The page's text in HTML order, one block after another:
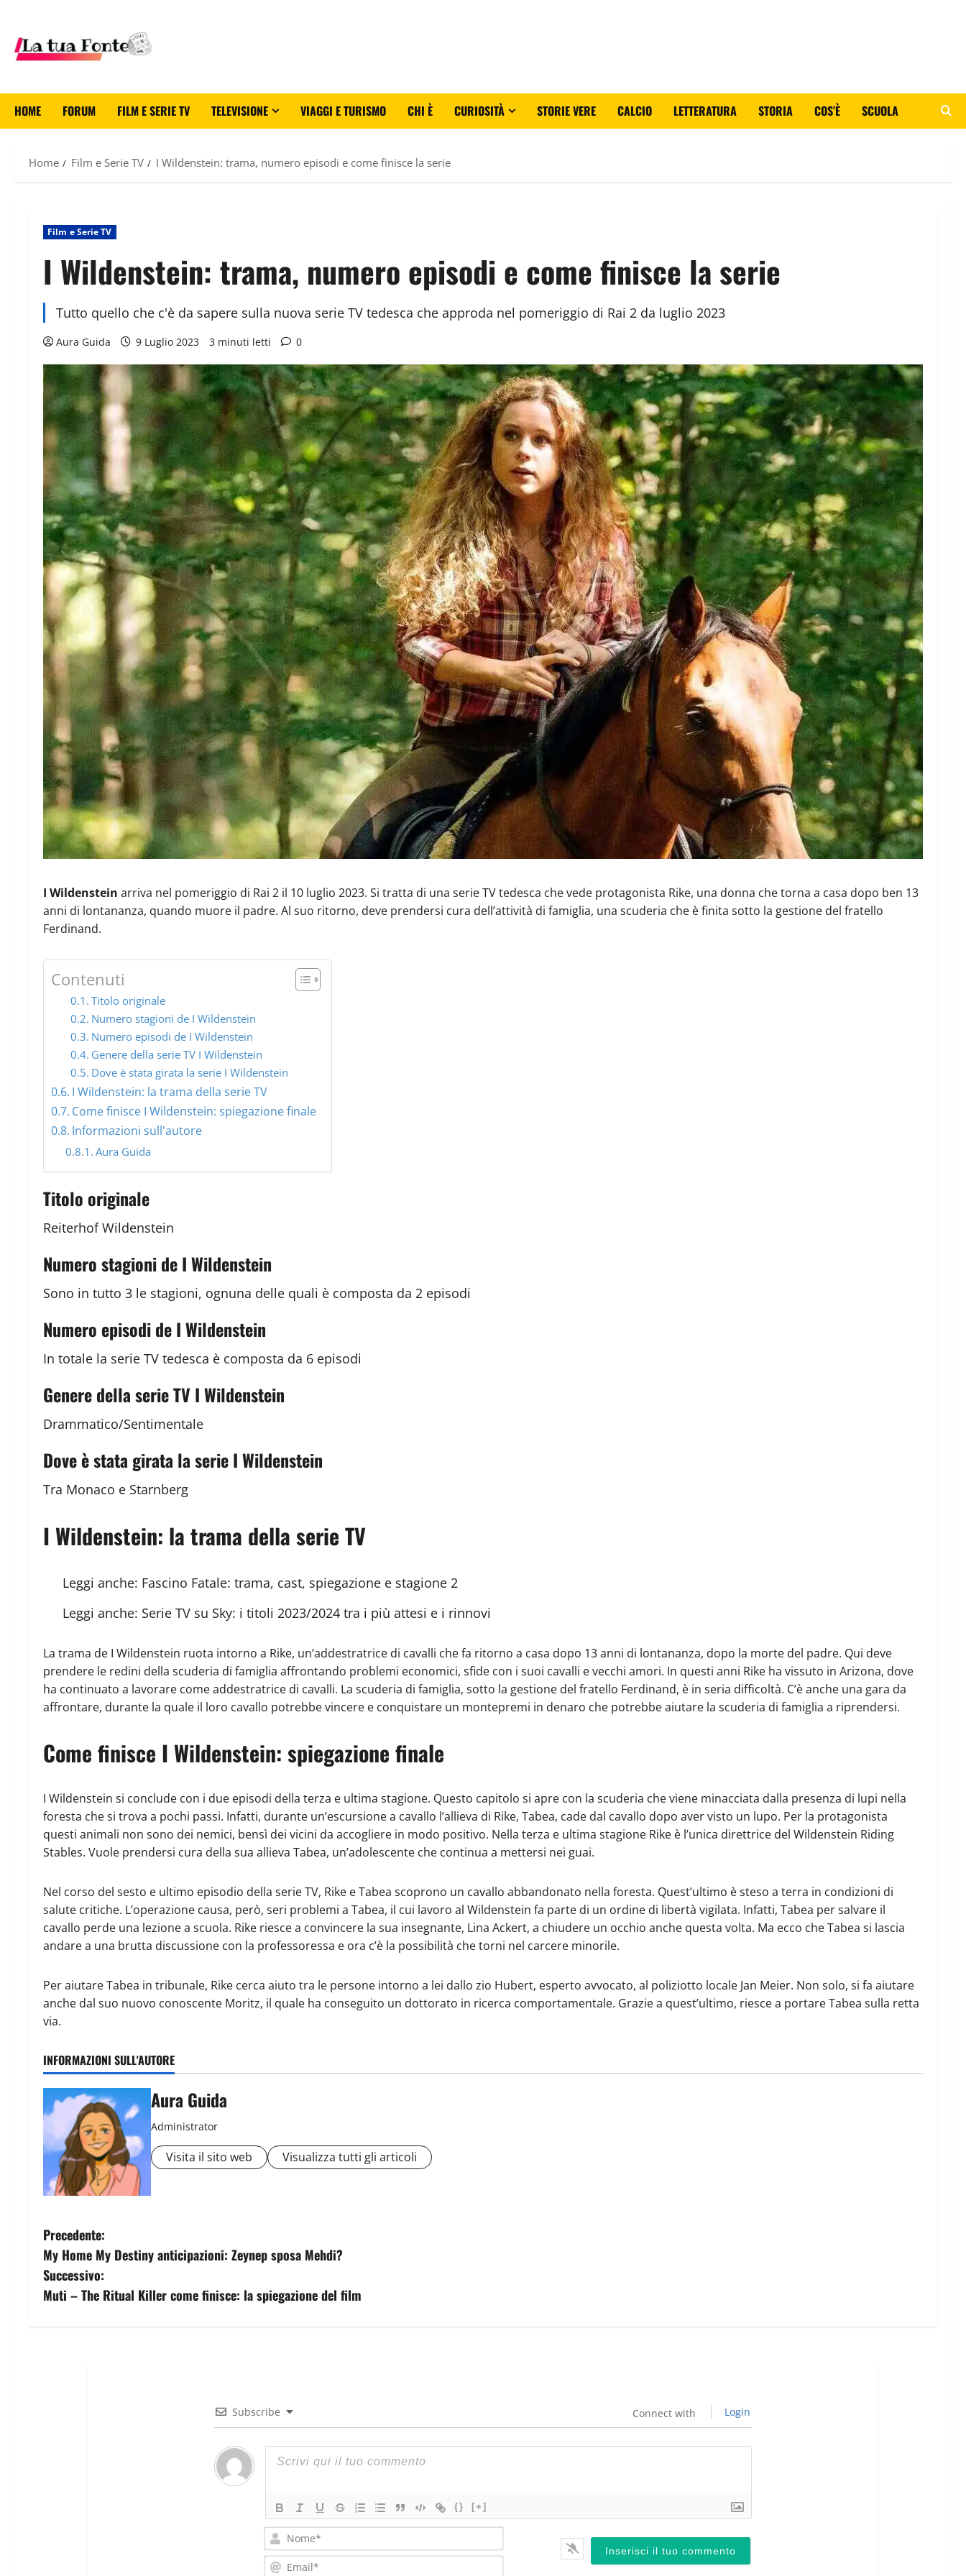
HOME FORUM FILM E SERIE TV TELEVISIONE VIAGGI E TURISMO CHI È CURIOSITÀ STORIE VERE CALCIO LETTERATURA STORIA COS’È SCUOLA
Home Film e Serie TV I Wildenstein: trama, numero episodi e come finisce la serie
Film e Serie TV
I Wildenstein: trama, numero episodi e come finisce la serie
Tutto quello che c'è da sapere sulla nuova serie TV tedesca che approda nel pomeriggio di Rai 2 da luglio 2023
Aura Guida 9 Luglio 2023 3 minuti letti 0
I Wildenstein arriva nel pomeriggio di Rai 2 il 10 luglio 2023. Si tratta di una serie TV tedesca che vede protagonista Rike, una donna che torna a casa dopo ben 13
anni di lontananza, quando muore il padre. Al suo ritorno, deve prendersi cura dell’attività di famiglia, una scuderia che è finita sotto la gestione del fratello
Ferdinand.
Contenuti
Titolo originale
Numero stagioni de I Wildenstein
Numero episodi de I Wildenstein
Genere della serie TV I Wildenstein
Dove è stata girata la serie I Wildenstein
I Wildenstein: la trama della serie TV
Come finisce I Wildenstein: spiegazione finale
Informazioni sull'autore
Aura Guida
Titolo originale
Reiterhof Wildenstein
Numero stagioni de I Wildenstein
Sono in tutto 3 le stagioni, ognuna delle quali è composta da 2 episodi
Numero episodi de I Wildenstein
In totale la serie TV tedesca è composta da 6 episodi
Genere della serie TV I Wildenstein
Drammatico/Sentimentale
Dove è stata girata la serie I Wildenstein
Tra Monaco e Starnberg
I Wildenstein: la trama della serie TV
Leggi anche: Fascino Fatale: trama, cast, spiegazione e stagione 2
Leggi anche: Serie TV su Sky: i titoli 2023/2024 tra i più attesi e i rinnovi
La trama de I Wildenstein ruota intorno a Rike, un’addestratrice di cavalli che fa ritorno a casa dopo 13 anni di lontananza, dopo la morte del padre. Qui deve
prendere le redini della scuderia di famiglia affrontando problemi economici, sfide con i suoi cavalli e vecchi amori. In questi anni Rike ha vissuto in Arizona, dove
ha continuato a lavorare come addestratrice di cavalli. La scuderia di famiglia, sotto la gestione del fratello Ferdinand, è in seria difficoltà. C’è anche una gara da
affrontare, durante la quale il loro cavallo potrebbe vincere e conquistare un montepremi in denaro che potrebbe aiutare la scuderia di famiglia a riprendersi.
Come finisce I Wildenstein: spiegazione finale
I Wildenstein si conclude con i due episodi della terza e ultima stagione. Questo capitolo si apre con la scuderia che viene minacciata dalla presenza di lupi nella
foresta che si trova a pochi passi. Infatti, durante un’escursione a cavallo l’allieva di Rike, Tabea, cade dal cavallo dopo aver visto un lupo. Per la protagonista
questi animali non sono dei nemici, bensì dei vicini da accogliere in modo positivo. Nella terza e ultima stagione Rike è l’unica direttrice del Wildenstein Riding
Stables. Vuole prendersi cura della sua allieva Tabea, un’adolescente che continua a mettersi nei guai.
Nel corso del sesto e ultimo episodio della serie TV, Rike e Tabea scoprono un cavallo abbandonato nella foresta. Quest’ultimo è steso a terra in condizioni di
salute critiche. L’operazione causa, però, seri problemi a Tabea, il cui lavoro al Wildenstein fa parte di un ordine di libertà vigilata. Infatti, Tabea per salvare il
cavallo perde una lezione a scuola. Rike riesce a convincere la sua insegnante, Lina Ackert, a chiudere un occhio anche questa volta. Ma ecco che Tabea si lascia
andare a una brutta discussione con la professoressa e ora c’è la possibilità che torni nel carcere minorile.
Per aiutare Tabea in tribunale, Rike cerca aiuto tra le persone intorno a lei dallo zio Hubert, esperto avvocato, al poliziotto locale Jan Meier. Non solo, si fa aiutare
anche dal suo nuovo conoscente Moritz, il quale ha conseguito un dottorato in ricerca comportamentale. Grazie a quest’ultimo, riesce a portare Tabea sulla retta
via.
INFORMAZIONI SULL'AUTORE
Aura Guida
Administrator
Visita il sito web Visualizza tutti gli articoli
Precedente:
My Home My Destiny anticipazioni: Zeynep sposa Mehdi?
Successivo:
Muti – The Ritual Killer come finisce: la spiegazione del film
Subscribe Connect with Login
{} [+]
Nome*
Email*